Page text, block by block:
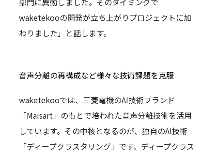
waketekooの開発が立ち上がりプロジェクトに加
わりました」と話します。
音声分離の再構成など様々な技術課題を克服
waketekooでは、三菱電機のAI技術ブランド
「Maisart」のもとで培われた音声分離技術を活用
しています。その中核となるのが、独自のAI技術
「ディープクラスタリング」です。ディープクラス